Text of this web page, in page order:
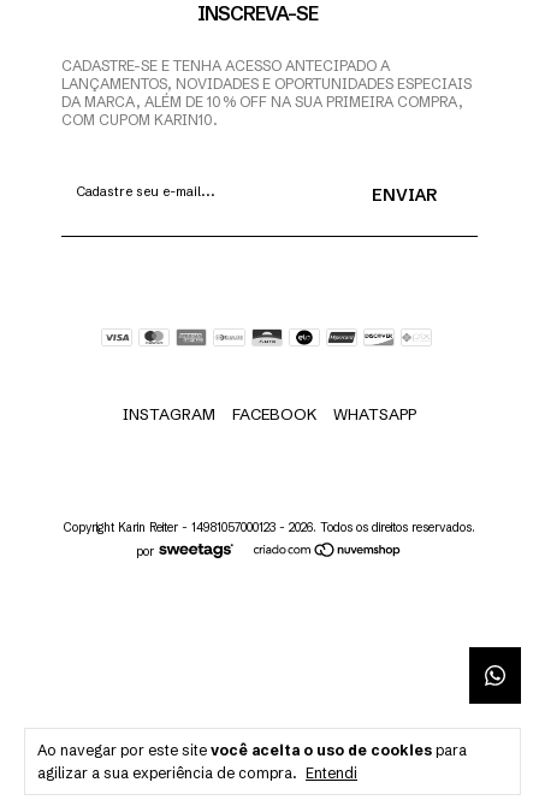
Ao navegar por este site você aceita o uso de cookies para
agilizar a sua experiência de compra. Entendi
INSCREVA-SE
CADASTRE-SE E TENHA ACESSO ANTECIPADO A
LANÇAMENTOS, NOVIDADES E OPORTUNIDADES ESPECIAIS
DA MARCA, ALÉM DE 10% OFF NA SUA PRIMEIRA COMPRA,
COM CUPOM KARIN10.
INSTAGRAM FACEBOOK WHATSAPP
Copyright Karin Reiter - 14981057000123 - 2026. Todos os direitos reservados.
por